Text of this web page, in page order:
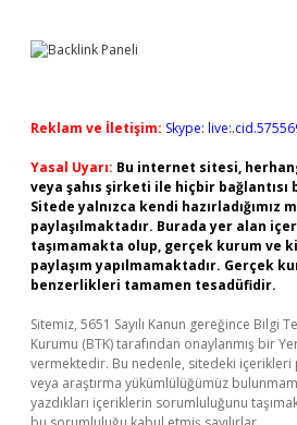
Reklam ve İletişim: Skype:
Yasal Uyarı: Bu internet sitesi,
veya şahıs şirketi ile hiçbir bağlantısı
Sitede yalnızca kendi hazırladığımız
paylaşılmaktadır. Burada yer alan
taşımamakta olup, gerçek kurum ve
paylaşım yapılmamaktadır. Gerçek
benzerlikleri tamamen tesadüfidir.
Sitemiz, 5651 Sayılı Kanun gereğince Bilgi
Kurumu (BTK) tarafından onaylanmış bir
vermektedir. Bu nedenle, sitedeki
veya araştırma yükümlülüğümüz
yazdıkları içeriklerin sorumluluğunu